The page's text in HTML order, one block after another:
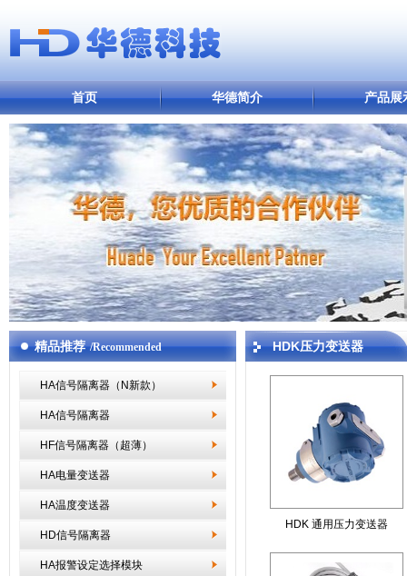
首页 华德简介 产品展
精品推荐 /Recommended
HA信号隔离器（N新款）
HA信号隔离器
HF信号隔离器（超薄）
HA电量变送器
HA温度变送器
HD信号隔离器
HA报警设定选择模块
HDK压力变送器
HDK 通用压力变送器